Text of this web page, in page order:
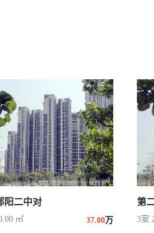
阳二中对
㎡ 37.00万
第
3室